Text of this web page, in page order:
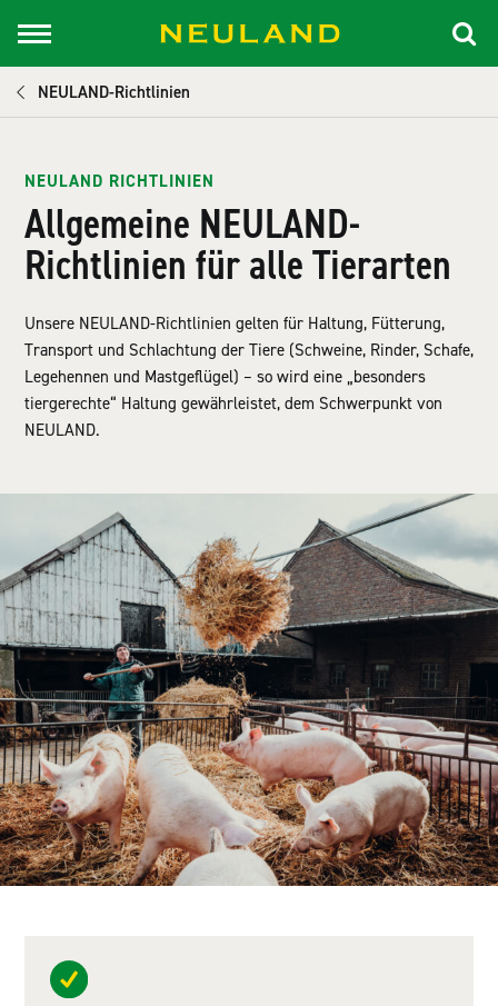
NEULAND-Richtlinien
NEULAND RICHTLINIEN
Allgemeine NEULAND-
Richtlinien für alle Tierarten
Unsere NEULAND-Richtlinien gelten für Haltung, Fütterung,
Transport und Schlachtung der Tiere (Schweine, Rinder, Schafe,
Legehennen und Mastgeflügel) – so wird eine „besonders
tiergerechte“ Haltung gewährleistet, dem Schwerpunkt von
NEULAND.